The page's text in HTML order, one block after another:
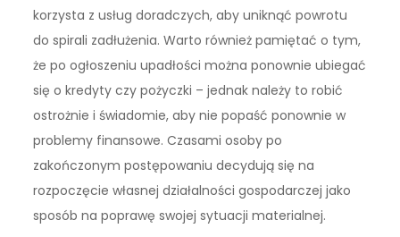
korzysta z usług doradczych, aby uniknąć powrotu
do spirali zadłużenia. Warto również pamiętać o tym,
że po ogłoszeniu upadłości można ponownie ubiegać
się o kredyty czy pożyczki – jednak należy to robić
ostrożnie i świadomie, aby nie popaść ponownie w
problemy finansowe. Czasami osoby po
zakończonym postępowaniu decydują się na
rozpoczęcie własnej działalności gospodarczej jako
sposób na poprawę swojej sytuacji materialnej.